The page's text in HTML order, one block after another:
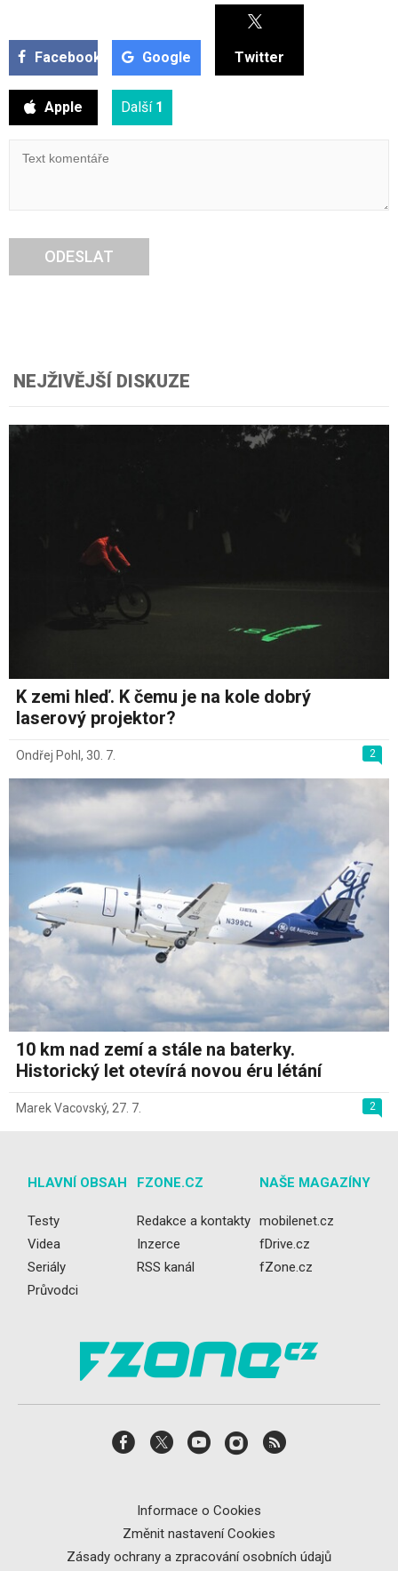
Facebook Google Twitter
Apple Další 1
ODESLAT
NEJŽIVĚJŠÍ DISKUZE
K zemi hleď. K čemu je na kole dobrý
laserový projektor?
2
Ondřej Pohl , 30. 7.
10 km nad zemí a stále na baterky.
Historický let otevírá novou éru létání
2
Marek Vacovský, 27. 7.
HLAVNÍ OBSAH
Testy
Videa
Seriály
Průvodci
FZONE.CZ
Redakce a kontakty
Inzerce
RSS kanál
NAŠE MAGAZÍNY
mobilenet.cz
fDrive.cz
fZone.cz
Informace o Cookies
Změnit nastavení Cookies
Zásady ochrany a zpracování osobních údajů